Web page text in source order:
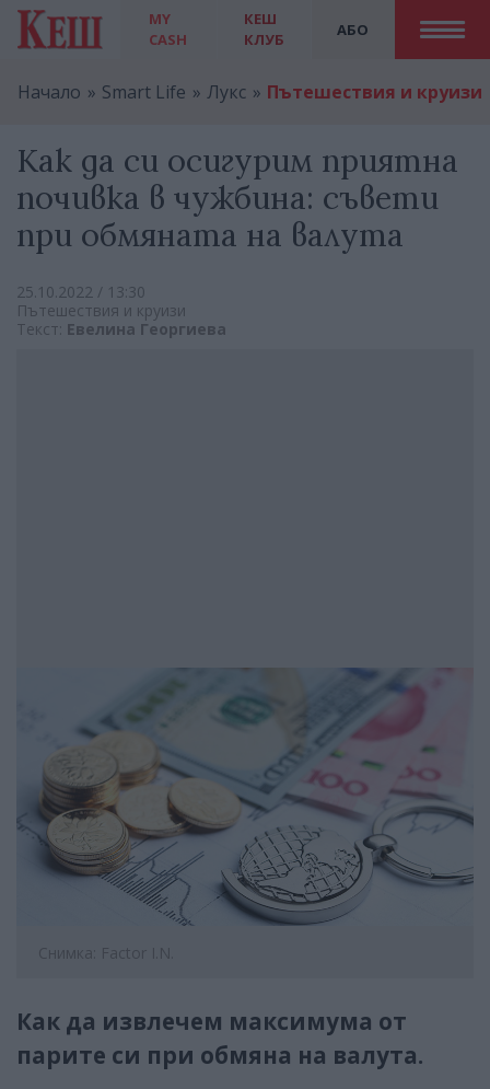
MY
CASH
АБО
КЕШ
КЛУБ
Начало Smart Life Лукс Пътешествия и круизи
Как да си осигурим приятна
почивка в чужбина: съвети
при обмяната на валута
25.10.2022 / 13:30
Пътешествия и круизи
Текст: Евелина Георгиева
Снимка: Factor I.N.
Как да извлечем максимума от
парите си при обмяна на валута.